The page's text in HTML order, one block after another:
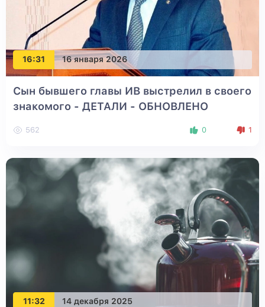
16:31 16 января 2026
Сын бывшего главы ИВ выстрелил в своего
знакомого - ДЕТАЛИ - ОБНОВЛЕНО
562 0 1
11:32 14 декабря 2025